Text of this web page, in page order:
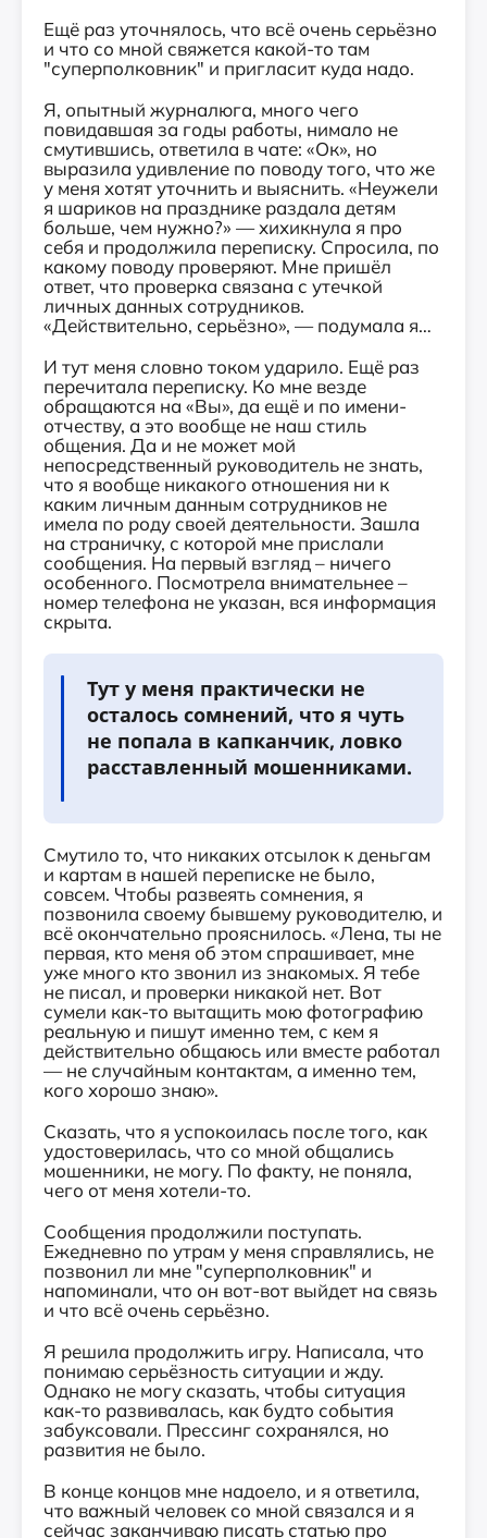
Ещё раз уточнялось, что всё очень серьёзно
и что со мной свяжется какой-то там
"суперполковник" и пригласит куда надо.
Я, опытный журналюга, много чего
повидавшая за годы работы, нимало не
смутившись, ответила в чате: «Ок», но
выразила удивление по поводу того, что же
у меня хотят уточнить и выяснить. «Неужели
я шариков на празднике раздала детям
больше, чем нужно?» — хихикнула я про
себя и продолжила переписку. Спросила, по
какому поводу проверяют. Мне пришёл
ответ, что проверка связана с утечкой
личных данных сотрудников.
«Действительно, серьёзно», — подумала я…
И тут меня словно током ударило. Ещё раз
перечитала переписку. Ко мне везде
обращаются на «Вы», да ещё и по имени-
отчеству, а это вообще не наш стиль
общения. Да и не может мой
непосредственный руководитель не знать,
что я вообще никакого отношения ни к
каким личным данным сотрудников не
имела по роду своей деятельности. Зашла
на страничку, с которой мне прислали
сообщения. На первый взгляд – ничего
особенного. Посмотрела внимательнее –
номер телефона не указан, вся информация
скрыта.
Тут у меня практически не
осталось сомнений, что я чуть
не попала в капканчик, ловко
расставленный мошенниками.
Смутило то, что никаких отсылок к деньгам
и картам в нашей переписке не было,
совсем. Чтобы развеять сомнения, я
позвонила своему бывшему руководителю, и
всё окончательно прояснилось. «Лена, ты не
первая, кто меня об этом спрашивает, мне
уже много кто звонил из знакомых. Я тебе
не писал, и проверки никакой нет. Вот
сумели как-то вытащить мою фотографию
реальную и пишут именно тем, с кем я
действительно общаюсь или вместе работал
— не случайным контактам, а именно тем,
кого хорошо знаю».
Сказать, что я успокоилась после того, как
удостоверилась, что со мной общались
мошенники, не могу. По факту, не поняла,
чего от меня хотели-то.
Сообщения продолжили поступать.
Ежедневно по утрам у меня справлялись, не
позвонил ли мне "суперполковник" и
напоминали, что он вот-вот выйдет на связь
и что всё очень серьёзно.
Я решила продолжить игру. Написала, что
понимаю серьёзность ситуации и жду.
Однако не могу сказать, чтобы ситуация
как-то развивалась, как будто события
забуксовали. Прессинг сохранялся, но
развития не было.
В конце концов мне надоело, и я ответила,
что важный человек со мной связался и я
сейчас заканчиваю писать статью про